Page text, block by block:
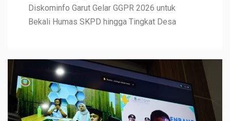
Diskominfo Garut Gelar GGPR 2026 untuk
Bekali Humas SKPD hingga Tingkat Desa